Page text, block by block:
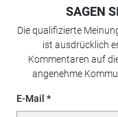
SAGEN
Die qualifizierte
ist ausdrücklich
Kommentaren auf
angenehme
E-Mail